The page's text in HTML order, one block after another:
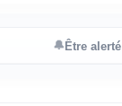
🔔Être alerté